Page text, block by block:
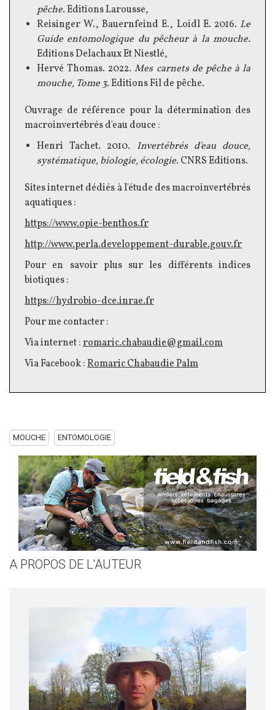
pêche.Editions Larousse,
Reisinger W.,Bauernfeind E., LoidlE. 2016. Le
Guide entomologique du pêcheur à la mouche.
EditionsDelachauxEtNiestlé,
Hervé Thomas. 2022.Mes carnets de pêche à la
mouche, Tome 3.Editions Fil de pêche.
Ouvrage de référence pour la détermination des
macroinvertébrésd'eau douce :
HenriTachet. 2010. Invertébrés d'eau douce,
systématique, biologie, écologie. CNRS Editions.
Sites internet dédiés à l'étude desmacroinvertébrés
aquatiques :
https://www.opie-benthos.fr
http://www.perla.developpement-durable.gouv.fr
Pour en savoir plus sur les différents indices
biotiques :
https://hydrobio-dce.inrae.fr
Pour me contacter :
Via internet :romaric.chabaudie@gmail.com
ViaFacebook:RomaricChabaudiePalm
MOUCHE ENTOMOLOGIE
A PROPOS DE L'AUTEUR